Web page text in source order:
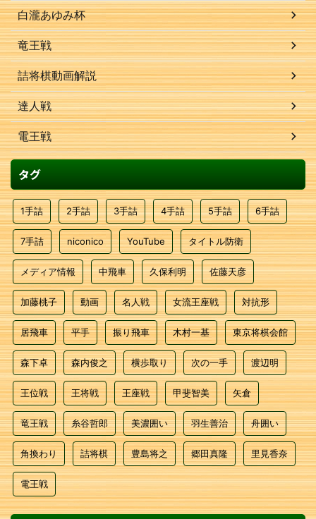
白瀧あゆみ杯
竜王戦
詰将棋動画解説
達人戦
電王戦
タグ
1手詰 2手詰 3手詰 4手詰 5手詰 6手詰
7手詰 niconico YouTube タイトル防衛
メディア情報 中飛車 久保利明 佐藤天彦
加藤桃子 動画 名人戦 女流王座戦 対抗形
居飛車 平手 振り飛車 木村一基 東京将棋会館
森下卓 森内俊之 横歩取り 次の一手 渡辺明
王位戦 王将戦 王座戦 甲斐智美 矢倉
竜王戦 糸谷哲郎 美濃囲い 羽生善治 舟囲い
角換わり 詰将棋 豊島将之 郷田真隆 里見香奈
電王戦